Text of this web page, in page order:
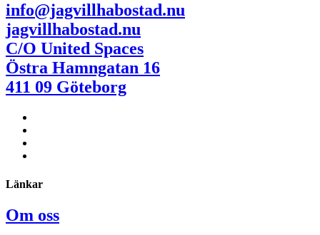
info@jagvillhabostad.nu
jagvillhabostad.nu
C/O United Spaces
Östra Hamngatan 16
411 09 Göteborg
Länkar
Om oss